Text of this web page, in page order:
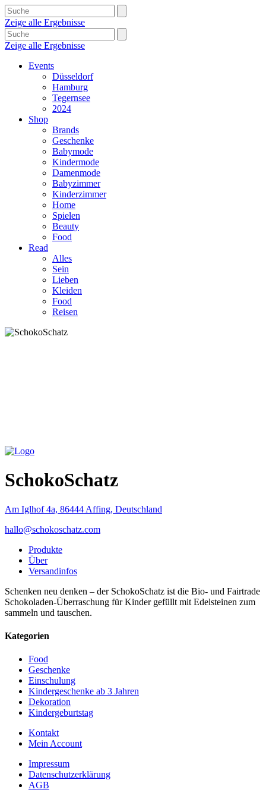
Zeige alle Ergebnisse
Zeige alle Ergebnisse
Events
Düsseldorf
Hamburg
Tegernsee
2024
Shop
Brands
Geschenke
Babymode
Kindermode
Damenmode
Babyzimmer
Kinderzimmer
Home
Spielen
Beauty
Food
Read
Alles
Sein
Lieben
Kleiden
Food
Reisen
SchokoSchatz
Am Iglhof 4a, 86444 Affing, Deutschland
hallo@schokoschatz.com
Produkte
Über
Versandinfos
Schenken neu denken – der SchokoSchatz ist die Bio- und Fairtrade
Schokoladen-Überraschung für Kinder gefüllt mit Edelsteinen zum
sammeln und tauschen.
Kategorien
Food
Geschenke
Einschulung
Kindergeschenke ab 3 Jahren
Dekoration
Kindergeburtstag
Kontakt
Mein Account
Impressum
Datenschutzerklärung
AGB